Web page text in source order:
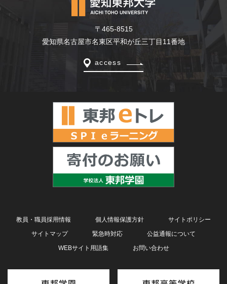
〒465-8515
愛知県名古屋市名東区平和が丘三丁目11番地
access
教員・職員採用情報 個人情報保護方針
サイトポリシー
サイトマップ
緊急時対応
公益通報について
WEBサイト用語集
お問い合わせ